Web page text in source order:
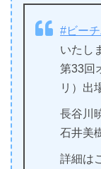
#ビー
いたし
第33回
リ）出
長谷川
石井美
詳細は